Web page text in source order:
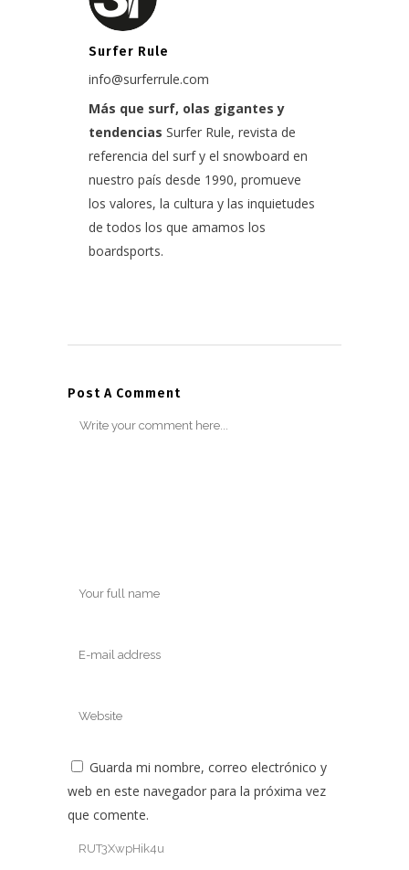
Surfer Rule
info@surferrule.com
Más que surf, olas gigantes y
tendencias Surfer Rule, revista de
referencia del surf y el snowboard en
nuestro país desde 1990, promueve
los valores, la cultura y las inquietudes
de todos los que amamos los
boardsports.
Post A Comment
Guarda mi nombre, correo electrónico y
web en este navegador para la próxima vez
que comente.